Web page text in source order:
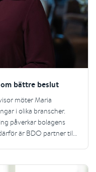
bättre beslut
möter Maria
i olika branscher.
påverkar bolagens
är BDO partner till